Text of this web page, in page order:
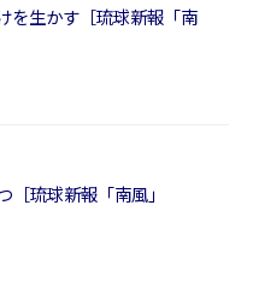
を生かす［琉球新報「南
［琉球新報「南風」